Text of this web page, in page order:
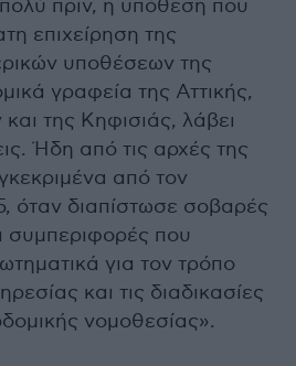
πριν, η υπόθεση που
επιχείρηση της
υποθέσεων της
γραφεία της Αττικής,
της Κηφισιάς, λάβει
Ήδη από τις αρχές της
από τον
όταν διαπίστωσε σοβαρές
συμπεριφορές που
για τον τρόπο
και τις διαδικασίες
νομοθεσίας».